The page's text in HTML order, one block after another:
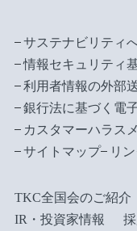
サステナビリティ
情報セキュリティ
利用者情報の外部
銀行法に基づく電
カスタマーハラス
サイトマップ
リ
TKC全国会のご紹介
IR・投資家情報